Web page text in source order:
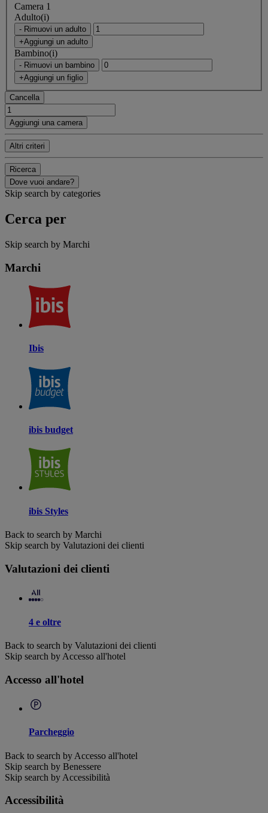
Camera 1
Adulto(i)
- Rimuovi un adulto
+Aggiungi un adulto
Bambino(i)
- Rimuovi un bambino
+Aggiungi un figlio
Cancella
Aggiungi una camera
Altri criteri
Ricerca
Dove vuoi andare?
Skip search by categories
Cerca per
Skip search by Marchi
Marchi
Ibis
ibis budget
ibis Styles
Back to search by Marchi
Skip search by Valutazioni dei clienti
Valutazioni dei clienti
4 e oltre
Back to search by Valutazioni dei clienti
Skip search by Accesso all'hotel
Accesso all'hotel
Parcheggio
Back to search by Accesso all'hotel
Skip search by Benessere
Skip search by Accessibilità
Accessibilità